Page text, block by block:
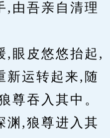
,由吾亲自清理
皮悠悠抬起,
新运转起来,随
尊吞入其中。
,狼尊进入其